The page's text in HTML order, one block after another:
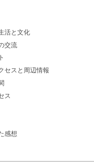
活と文化
交流
セスと周辺情報
ス
感想